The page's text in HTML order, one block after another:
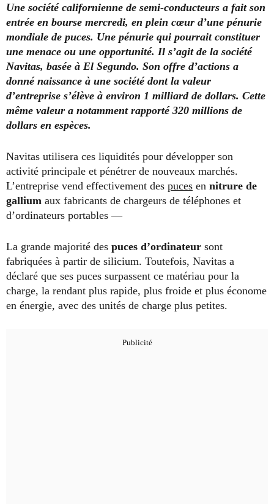
Une société californienne de semi-conducteurs a fait son
entrée en bourse mercredi, en plein cœur d’une pénurie
mondiale de puces. Une pénurie qui pourrait constituer
une menace ou une opportunité. Il s’agit de la société
Navitas, basée à El Segundo. Son offre d’actions a
donné naissance à une société dont la valeur
d’entreprise s’élève à environ 1 milliard de dollars. Cette
même valeur a notamment rapporté 320 millions de
dollars en espèces.
Navitas utilisera ces liquidités pour développer son
activité principale et pénétrer de nouveaux marchés.
L’entreprise vend effectivement des puces en nitrure de
gallium aux fabricants de chargeurs de téléphones et
d’ordinateurs portables —
La grande majorité des puces d’ordinateur sont
fabriquées à partir de silicium. Toutefois, Navitas a
déclaré que ses puces surpassent ce matériau pour la
charge, la rendant plus rapide, plus froide et plus économe
en énergie, avec des unités de charge plus petites.